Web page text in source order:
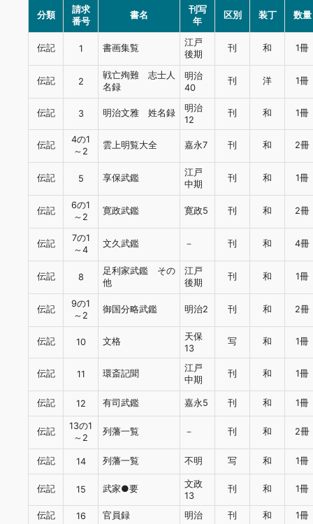
分類
請求
番号
書名
刊写
年
区別 装丁 数量
伝記 1 書画集覧
江戸
後期
刊 和 1冊
伝記 2
戦亡殉難 志士人
名録
明治
40
刊 洋 1冊
伝記 3 明治文雅 姓名録
明治
12
刊 和 1冊
伝記
4の1
～2
雲上明覧大全 嘉永7 刊 和 2冊
伝記 5 享保武鑑
江戸
中期
刊 和 1冊
伝記
6の1
～2
寛政武鑑 寛政5 刊 和 2冊
伝記
7の1
～4
文久武鑑 － 刊 和 4冊
伝記 8
足利家武鑑 その
他
江戸
後期
刊 和 1冊
伝記
9の1
～2
御国分略武鑑 明治2 刊 和 2冊
伝記 10 文格
天保
13
写 和 1冊
伝記 11 環斎記聞
江戸
中期
刊 和 1冊
伝記 12 有司武鑑 嘉永5 刊 和 1冊
伝記
13の1
～2
列藩一覧 － 刊 和 2冊
伝記 14 列藩一覧 不明 写 和 1冊
伝記 15 武家●要
文政
13
刊 和 1冊
伝記 16 官員録 明治 刊 和
1冊